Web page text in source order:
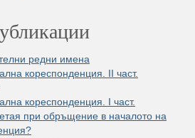
редни имена
кореспонденция. II част.
кореспонденция. I част.
при обръщение в началото на